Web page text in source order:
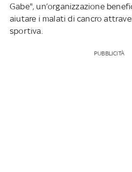
Gabe", un’organizzazione
aiutare i malati di cancro
sportiva.
PUBBLICITÀ